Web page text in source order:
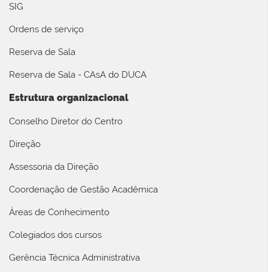
SIG
Ordens de serviço
Reserva de Sala
Reserva de Sala - CAsA do DUCA
Estrutura organizacional
Conselho Diretor do Centro
Direção
Assessoria da Direção
Coordenação de Gestão Acadêmica
Áreas de Conhecimento
Colegiados dos cursos
Gerência Técnica Administrativa